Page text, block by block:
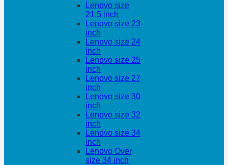
Lenovo size
21.5 inch
Lenovo size 23
inch
Lenovo size 24
inch
Lenovo size 25
inch
Lenovo size 27
inch
Lenovo size 30
inch
Lenovo size 32
inch
Lenovo size 34
inch
Lenovo Over
size 34 inch